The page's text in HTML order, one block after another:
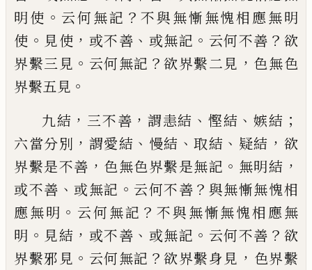
明使 。 云何無記 ？不與無慚無愧相應無明
使 。 見使 ， 或不善 、 或無記 。 云何不善 ？ 欲
界繫三見 。 云何無記 ？欲界繫二見 ， 色無色
界繫五見 。
九結 ， 三不善 ，謂恚結 、 慳結 、嫉結 ；
六當分別 ， 謂愛結 、 慢結 、取結 、 疑結 ， 欲
界繫是不善 ， 色無色界繫是無記 。 無明結 ，
或不善 、 或無記 。 云何不善 ？ 與無慚無愧相
應無明 。 云何無記 ？不與無慚無愧相應無
明 。 見結 ， 或不善 、 或無記 。 云何不善 ？ 欲
界繫邪見 。 云何無記 ？欲界繫身 見 ， 色界繫